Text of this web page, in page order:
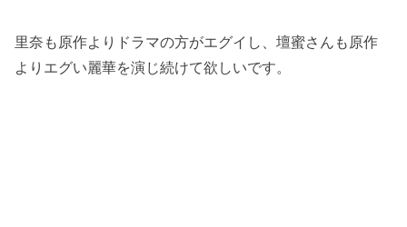
里奈も原作よりドラマの方がエグイし、壇蜜さんも原作
よりエグい麗華を演じ続けて欲しいです。